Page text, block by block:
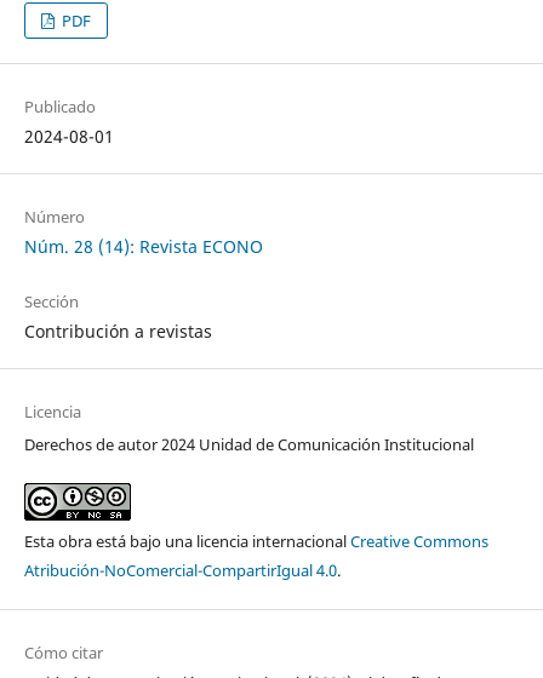
PDF
Publicado
2024-08-01
Número
Núm. 28 (14): Revista ECONO
Sección
Contribución a revistas
Licencia
Derechos de autor 2024 Unidad de Comunicación Institucional
Esta obra está bajo una licencia internacionalCreative Commons
Atribución-NoComercial-CompartirIgual 4.0.
Cómo citar